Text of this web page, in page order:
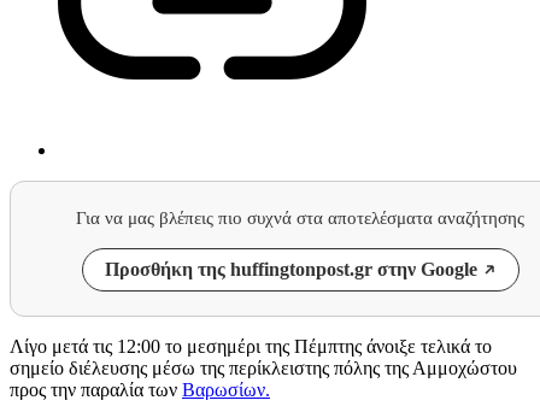
Για να μας βλέπεις πιο συχνά στα αποτελέσματα αναζήτησης
Προσθήκη της huffingtonpost.gr στην Google
Λίγο μετά τις 12:00 το μεσημέρι της Πέμπτης άνοιξε τελικά το
σημείο διέλευσης μέσω της περίκλειστης πόλης της Αμμοχώστου
προς την παραλία των Βαρωσίων.